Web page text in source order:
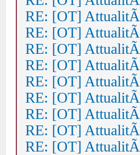
RE: [OT]
RE: [OT]
RE: [OT]
RE: [OT]
RE: [OT]
RE: [OT]
RE: [OT]
RE: [OT]
RE: [OT]